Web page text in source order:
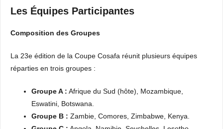
Les Équipes Participantes
Composition des Groupes
La 23e édition de la Coupe Cosafa réunit plusieurs équipes
réparties en trois groupes :
Groupe A : Afrique du Sud (hôte), Mozambique,
Eswatini, Botswana.
Groupe B : Zambie, Comores, Zimbabwe, Kenya.